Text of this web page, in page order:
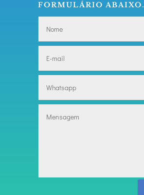
FORMULÁRIO ABAIXO.